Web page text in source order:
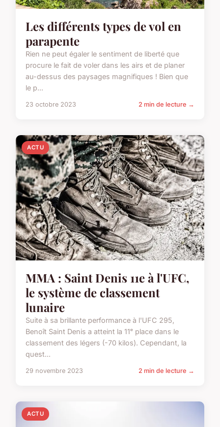
Les différents types de vol en
parapente
Rien ne peut égaler le sentiment de liberté que
procure le fait de voler dans les airs et de planer
au-dessus des paysages magnifiques ! Bien que
le p...
23 octobre 2023 2 min de lecture →
ACTU
MMA : Saint Denis 11e à l'UFC,
le système de classement
lunaire
Suite à sa brillante performance à l'UFC 295,
Benoît Saint Denis a atteint la 11ᵉ place dans le
classement des légers (-70 kilos). Cependant, la
quest...
29 novembre 2023 2 min de lecture →
ACTU